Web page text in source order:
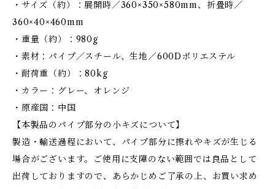
・サイズ（約）：展開時／360×350×580mm、折畳時／
360×40×460mm
・重量（約）：980g
・素材：パイプ／スチール、生地／600Dポリエステル
・耐荷重（約）：80kg
・カラー：グレー、オレンジ
・原産国：中国
【本製品のパイプ部分の小キズについて】
製造・輸送過程において、パイプ部分に擦れやキズが生じる
場合がございます。ご使用に支障のない範囲では良品として
出荷しておりますので、あらかじめご了承の上、お買い求め